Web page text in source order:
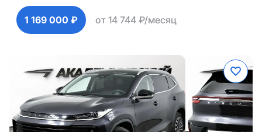
1 169 000 ₽ от 14 744 ₽/месяц